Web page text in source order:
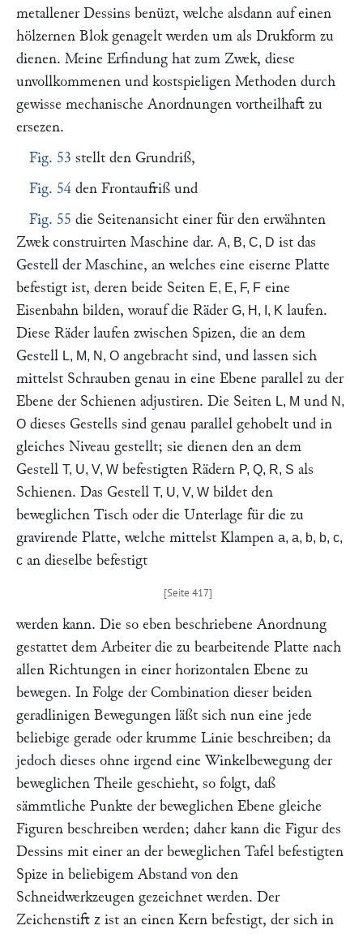
metallener Dessins benüzt, welche alsdann auf einen
hölzernen Blok genagelt werden um als Drukform zu
dienen. Meine Erfindung hat zum Zwek, diese
unvollkommenen und kostspieligen Methoden durch
gewisse mechanische Anordnungen vortheilhaft zu
ersezen.
Fig. 53 stellt den Grundriß,
Fig. 54 den Frontaufriß und
Fig. 55 die Seitenansicht einer für den erwähnten
Zwek construirten Maschine dar. A, B, C, D ist das
Gestell der Maschine, an welches eine eiserne Platte
befestigt ist, deren beide Seiten E, E, F, F eine
Eisenbahn bilden, worauf die Räder G, H, I, K laufen.
Diese Räder laufen zwischen Spizen, die an dem
Gestell L, M, N, O angebracht sind, und lassen sich
mittelst Schrauben genau in eine Ebene parallel zu der
Ebene der Schienen adjustiren. Die Seiten L, M und N,
O dieses Gestells sind genau parallel gehobelt und in
gleiches Niveau gestellt; sie dienen den an dem
Gestell T, U, V, W befestigten Rädern P, Q, R, S als
Schienen. Das Gestell T, U, V, W bildet den
beweglichen Tisch oder die Unterlage für die zu
gravirende Platte, welche mittelst Klampen a, a, b, b, c,
c an dieselbe befestigt
werden kann. Die so eben beschriebene Anordnung
gestattet dem Arbeiter die zu bearbeitende Platte nach
allen Richtungen in einer horizontalen Ebene zu
bewegen. In Folge der Combination dieser beiden
geradlinigen Bewegungen läßt sich nun eine jede
beliebige gerade oder krumme Linie beschreiben; da
jedoch dieses ohne irgend eine Winkelbewegung der
beweglichen Theile geschieht, so folgt, daß
sämmtliche Punkte der beweglichen Ebene gleiche
Figuren beschreiben werden; daher kann die Figur des
Dessins mit einer an der beweglichen Tafel befestigten
Spize in beliebigem Abstand von den
Schneidwerkzeugen gezeichnet werden. Der
Zeichenstift z ist an einen Kern befestigt, der sich in